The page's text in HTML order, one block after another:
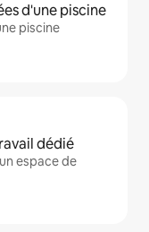
d'une piscine
piscine
dédié
espace de